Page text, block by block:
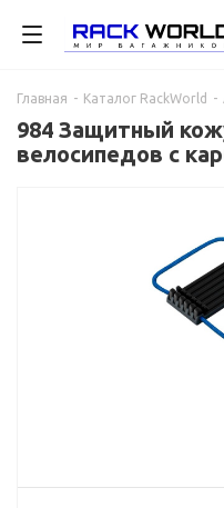
Главная - Каталог RackWorld -
984 Защитный
велосипедов с